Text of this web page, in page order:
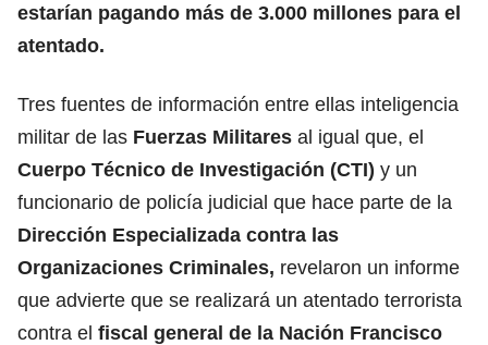
estarían pagando más de 3.000 millones para el
atentado.
Tres fuentes de información entre ellas inteligencia
militar de las Fuerzas Militares al igual que, el
Cuerpo Técnico de Investigación (CTI) y un
funcionario de policía judicial que hace parte de la
Dirección Especializada contra las
Organizaciones Criminales, revelaron un informe
que advierte que se realizará un atentado terrorista
contra el fiscal general de la Nación Francisco